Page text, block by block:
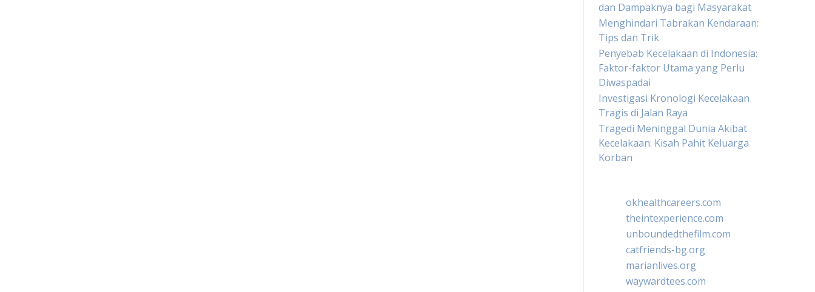
dan Dampaknya bagi Masyarakat
Menghindari Tabrakan Kendaraan:
Tips dan Trik
Penyebab Kecelakaan di Indonesia:
Faktor-faktor Utama yang Perlu
Diwaspadai
Investigasi Kronologi Kecelakaan
Tragis di Jalan Raya
Tragedi Meninggal Dunia Akibat
Kecelakaan: Kisah Pahit Keluarga
Korban
okhealthcareers.com
theintexperience.com
unboundedthefilm.com
catfriends-bg.org
marianlives.org
waywardtees.com